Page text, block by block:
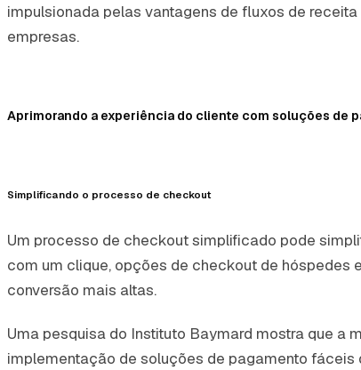
impulsionada pelas vantagens de fluxos de
empresas.
Aprimorando a experiência do cliente com soluções de
Simplificando o processo de checkout
Um processo de checkout simplificado pode
com um clique, opções de checkout de hóspedes
conversão mais altas.
Uma pesquisa do Instituto Baymard mostra que a
implementação de soluções de pagamento fáceis